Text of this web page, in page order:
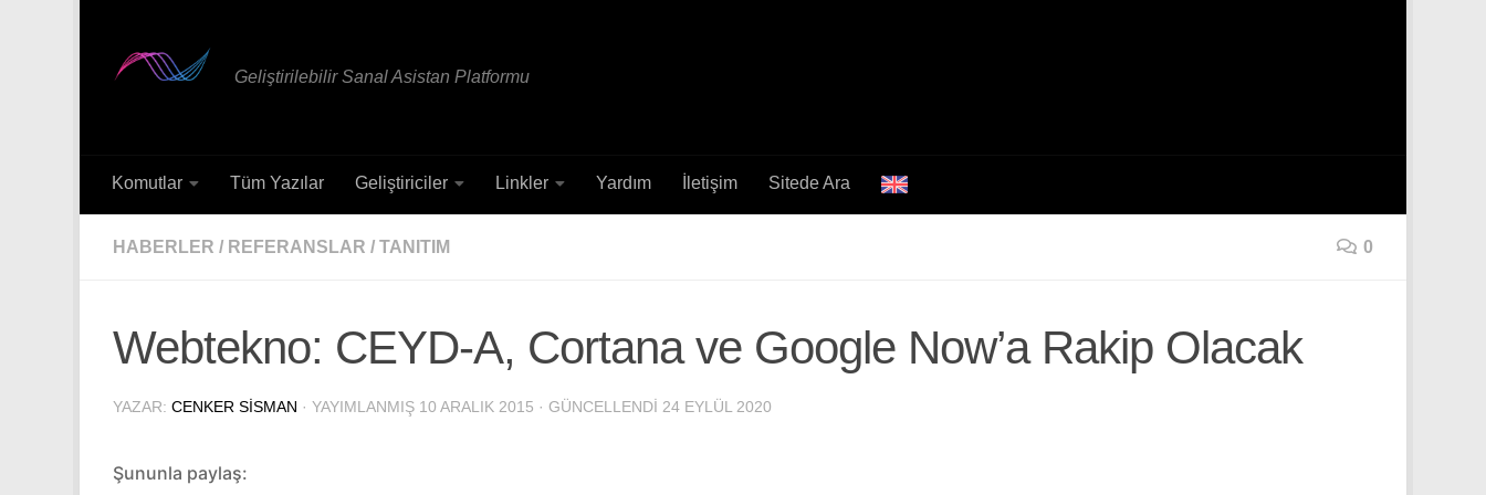
Geliştirilebilir Sanal Asistan Platformu
Komutlar Tüm Yazılar Geliştiriciler Linkler Yardım İletişim Sitede Ara
HABERLER / REFERANSLAR / TANITIM 0
Webtekno: CEYD-A, Cortana ve Google Now’a Rakip Olacak
YAZAR: CENKER SISMAN · YAYIMLANMIŞ 10 ARALIK 2015 · GÜNCELLENDI 24 EYLÜL 2020
Şununla paylaş: